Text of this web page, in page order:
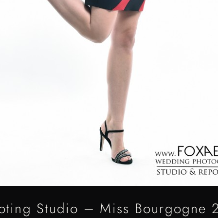
Studio – Miss Bourgogne